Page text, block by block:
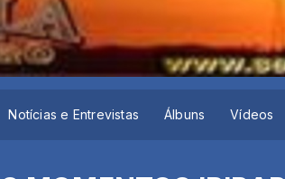
Notícias e Entrevistas Álbuns Vídeos